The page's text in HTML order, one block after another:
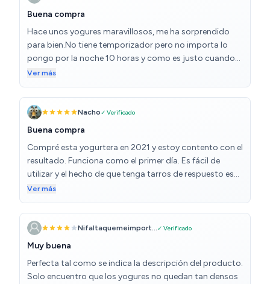
Buena compra
Hace unos yogures maravillosos, me ha sorprendido
para bien.No tiene temporizador pero no importa lo
pongo por la noche 10 horas y como es justo cuando
me levanto,lo apago,es sencillo para qué más!.el truco
hacerlo en principio con 1 yogur cremoso bífidus,luego
usas el tuyo para la siguiente tanda!
Ver más
Nacho✓ Verificado
Buena compra
Compré esta yogurtera en 2021 y estoy contento con el
resultado. Funciona como el primer día. Es fácil de
utilizar y el hecho de que tenga tarros de respuesto es
muy útil (puedes hacer una segunda tanda de yogures
cuando ves que se van acabando los que ya hiciste). Es
un producto recomendable.
Ver más
Nifaltaquemeimport...✓ Verificado
Muy buena
Perfecta tal como se indica la descripción del producto.
Solo encuentro que los yogures no quedan tan densos